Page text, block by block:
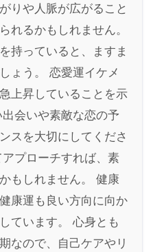
りや人脈が広がること
れるかもしれません。
持っていると、ますま
ょう。 恋愛運イケメ
上昇していることを示
会いや素敵な恋の予
スを大切にしてくださ
プローチすれば、素
もしれません。 健康
康運も良い方向に向か
ています。 心身とも
なので、自己ケアやリ